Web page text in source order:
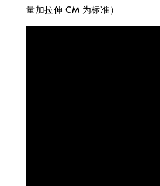
量加拉伸 CM 为标准）